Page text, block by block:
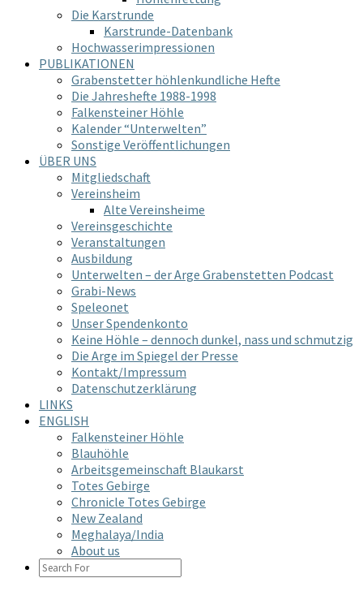
Die Karstrunde
Karstrunde-Datenbank
Hochwasserimpressionen
PUBLIKATIONEN
Grabenstetter höhlenkundliche Hefte
Die Jahreshefte 1988-1998
Falkensteiner Höhle
Kalender “Unterwelten”
Sonstige Veröffentlichungen
ÜBER UNS
Mitgliedschaft
Vereinsheim
Alte Vereinsheime
Vereinsgeschichte
Veranstaltungen
Ausbildung
Unterwelten – der Arge Grabenstetten Podcast
Grabi-News
Speleonet
Unser Spendenkonto
Keine Höhle – dennoch dunkel, nass und schmutzig
Die Arge im Spiegel der Presse
Kontakt/Impressum
Datenschutzerklärung
LINKS
ENGLISH
Falkensteiner Höhle
Blauhöhle
Arbeitsgemeinschaft Blaukarst
Totes Gebirge
Chronicle Totes Gebirge
New Zealand
Meghalaya/India
About us
SEARCH
ICON